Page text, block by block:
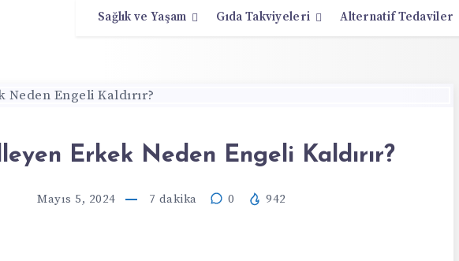
Sağlık ve Yaşam Gıda Takviyeleri Alternatif Tedaviler
Erkek Neden Engeli Kaldırır?
Mayıs 5, 2024 7 dakika 0 942